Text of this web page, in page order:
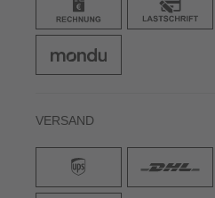
VERSAND